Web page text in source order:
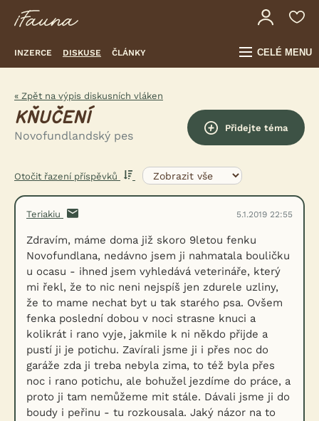
INZERCE DISKUSE ČLÁNKY CELÉ MENU
« Zpět na výpis diskusních vláken
KŇUČENÍ
Novofundlandský pes
Přidejte téma
Otočit řazení příspěvků
Teriakiu 5.1.2019 22:55
Zdravím, máme doma již skoro 9letou fenku
Novofundlana, nedávno jsem ji nahmatala bouličku
u ocasu - ihned jsem vyhledává veterináře, který
mi řekl, že to nic neni nejspíš jen zdurele uzliny,
že to mame nechat byt u tak starého psa. Ovšem
fenka poslední dobou v noci strasne knuci a
kolikrát i rano vyje, jakmile k ni někdo přijde a
pustí ji je potichu. Zavírali jsme ji i přes noc do
garáže zda ji treba nebyla zima, to též byla přes
noc i rano potichu, ale bohužel jezdíme do práce, a
proto ji tam nemůžeme mit stále. Dávali jsme ji do
boudy i peřinu - tu rozkousala. Jaký názor na to